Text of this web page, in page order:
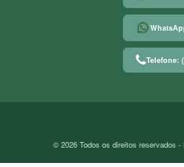
Telefone:
© 2026 Todos os direitos reservados